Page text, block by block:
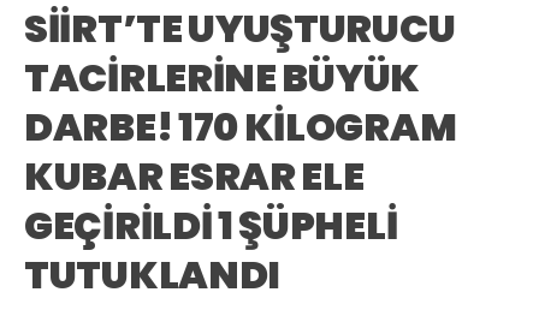
SİİRT’TE UYUŞTURUCU
TACİRLERİNE BÜYÜK
DARBE! 170 KİLOGRAM
KUBAR ESRAR ELE
GEÇİRİLDİ 1 ŞÜPHELİ
TUTUKLANDI